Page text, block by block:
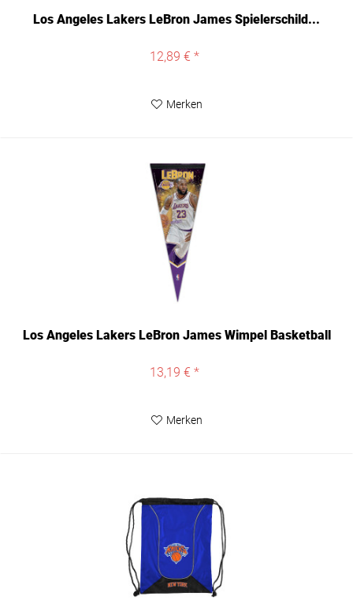
Los Angeles Lakers LeBron James Spielerschild...
12,89 € *
Merken
Los Angeles Lakers LeBron James Wimpel Basketball
13,19 € *
Merken